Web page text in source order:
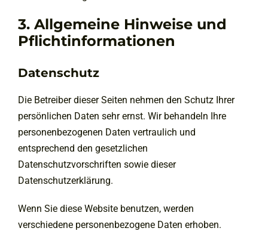
3. Allgemeine Hinweise und
Pflicht­informationen
Datenschutz
Die Betreiber dieser Seiten nehmen den Schutz Ihrer
persönlichen Daten sehr ernst. Wir behandeln Ihre
personenbezogenen Daten vertraulich und
entsprechend den gesetzlichen
Datenschutzvorschriften sowie dieser
Datenschutzerklärung.
Wenn Sie diese Website benutzen, werden
verschiedene personenbezogene Daten erhoben.